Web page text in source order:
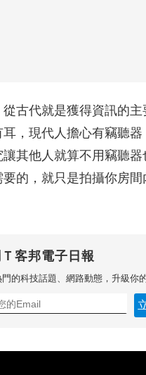
古代就是獲得資訊的主
，現代人擔心有竊聽
讓其他人就算不用竊聽
要的，就只是拍攝你房
客邦電子日報
的科技話題、網路動態，升級你